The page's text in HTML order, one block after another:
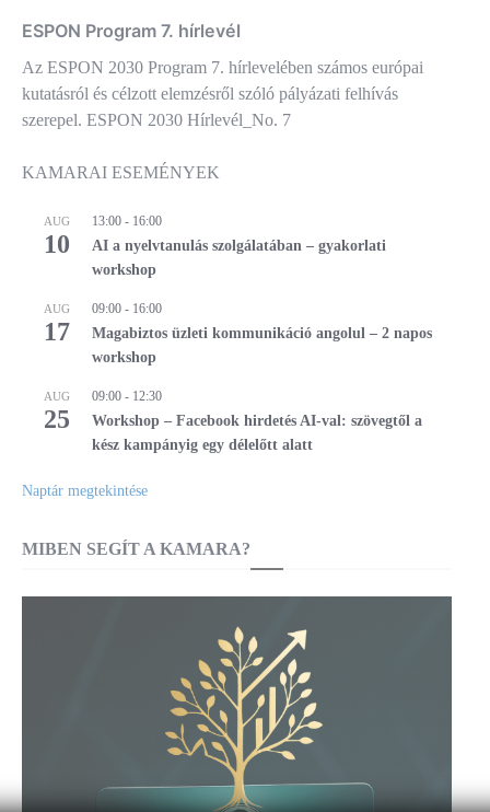
ESPON Program 7. hírlevél
Az ESPON 2030 Program 7. hírlevelében számos európai
kutatásról és célzott elemzésről szóló pályázati felhívás
szerepel. ESPON 2030 Hírlevél_No. 7
KAMARAI ESEMÉNYEK
AUG
10
13:00 - 16:00
AI a nyelvtanulás szolgálatában – gyakorlati
workshop
AUG
17
09:00 - 16:00
Magabiztos üzleti kommunikáció angolul – 2 napos
workshop
AUG
25
09:00 - 12:30
Workshop – Facebook hirdetés AI-val: szövegtől a
kész kampányig egy délelőtt alatt
Naptár megtekintése
MIBEN SEGÍT A KAMARA?